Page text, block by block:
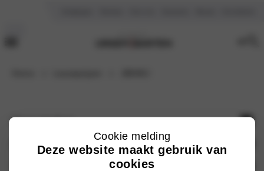
Cookie melding
Deze website maakt gebruik van
cookies
Onze merken
Auto zoeken